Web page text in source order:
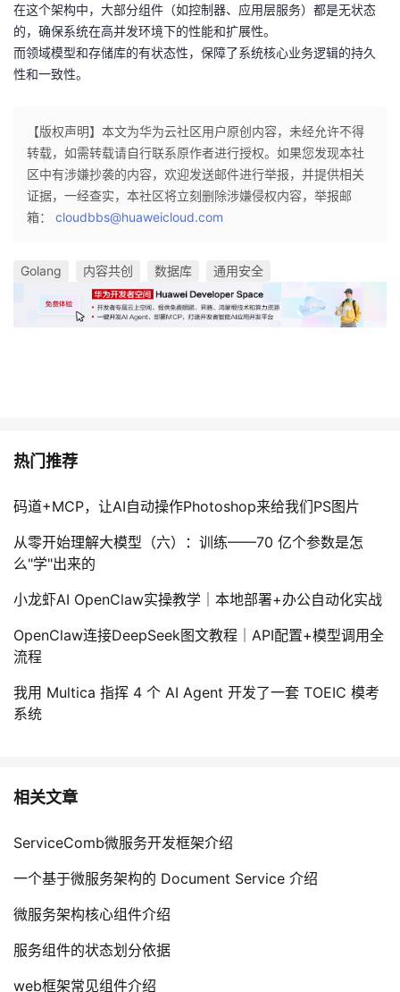
在这个架构中，大部分组件（如控制器、应用层服务）都是无状态
的，确保系统在高并发环境下的性能和扩展性。
而领域模型和存储库的有状态性，保障了系统核心业务逻辑的持久
性和一致性。
【版权声明】本文为华为云社区用户原创内容，未经允许不得
转载，如需转载请自行联系原作者进行授权。如果您发现本社
区中有涉嫌抄袭的内容，欢迎发送邮件进行举报，并提供相关
证据，一经查实，本社区将立刻删除涉嫌侵权内容，举报邮
箱： cloudbbs@huaweicloud.com
Golang 内容共创 数据库 通用安全
热门推荐
码道+MCP，让AI自动操作Photoshop来给我们PS图片
从零开始理解大模型（六）：训练——70 亿个参数是怎
么"学"出来的
小龙虾AI OpenClaw实操教学｜本地部署+办公自动化实战
OpenClaw连接DeepSeek图文教程｜API配置+模型调用全
流程
我用 Multica 指挥 4 个 AI Agent 开发了一套 TOEIC 模考
系统
相关文章
ServiceComb微服务开发框架介绍
一个基于微服务架构的 Document Service 介绍
微服务架构核心组件介绍
服务组件的状态划分依据
web框架常见组件介绍